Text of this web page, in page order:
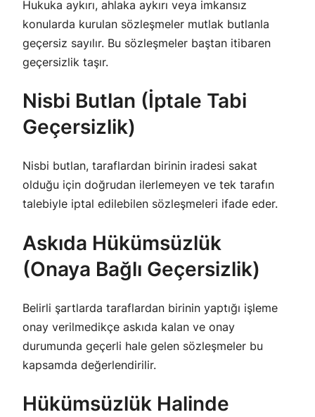
Hukuka aykırı, ahlaka aykırı veya imkansız
konularda kurulan sözleşmeler mutlak butlanla
geçersiz sayılır. Bu sözleşmeler baştan itibaren
geçersizlik taşır.
Nisbi Butlan (İptale Tabi
Geçersizlik)
Nisbi butlan, taraflardan birinin iradesi sakat
olduğu için doğrudan ilerlemeyen ve tek tarafın
talebiyle iptal edilebilen sözleşmeleri ifade eder.
Askıda Hükümsüzlük
(Onaya Bağlı Geçersizlik)
Belirli şartlarda taraflardan birinin yaptığı işleme
onay verilmedikçe askıda kalan ve onay
durumunda geçerli hale gelen sözleşmeler bu
kapsamda değerlendirilir.
Hükümsüzlük Halinde